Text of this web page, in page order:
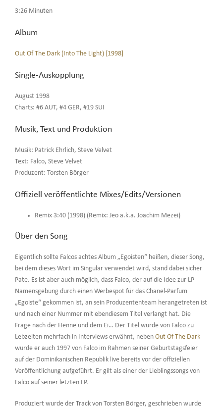
3:26 Minuten
Album
Out Of The Dark (Into The Light) [1998]
Single-Auskopplung
August 1998
Charts: #6 AUT, #4 GER, #19 SUI
Musik, Text und Produktion
Musik: Patrick Ehrlich, Steve Velvet
Text: Falco, Steve Velvet
Produzent: Torsten Börger
Offiziell veröffentlichte Mixes/Edits/Versionen
Remix 3:40 (1998) (Remix: Jeo a.k.a. Joachim Mezei)
Über den Song
Eigentlich sollte Falcos achtes Album „Egoisten“ heißen, dieser Song,
bei dem dieses Wort im Singular verwendet wird, stand dabei sicher
Pate. Es ist aber auch möglich, dass Falco, der auf die Idee zur LP-
Namensgebung durch einen Werbespot für das Chanel-Parfum
„Egoiste“ gekommen ist, an sein Produzententeam herangetreten ist
und nach einer Nummer mit ebendiesem Titel verlangt hat. Die
Frage nach der Henne und dem Ei… Der Titel wurde von Falco zu
Lebzeiten mehrfach in Interviews erwähnt, neben Out Of The Dark
wurde er auch 1997 von Falco im Rahmen seiner Geburtstagsfeier
auf der Dominikanischen Republik live bereits vor der offiziellen
Veröffentlichung aufgeführt. Er gilt als einer der Lieblingssongs von
Falco auf seiner letzten LP.
Produziert wurde der Track von Torsten Börger, geschrieben wurde